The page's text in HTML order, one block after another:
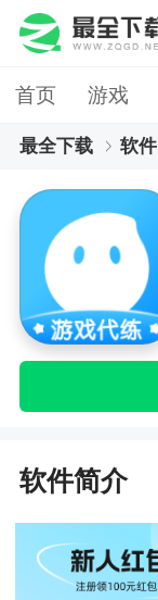
首页 游戏
最全下载 软件
软件简介